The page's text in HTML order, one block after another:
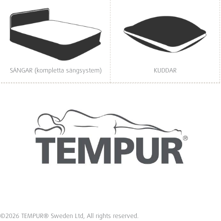
SÄNGAR (kompletta sängsystem) KUDDAR
©2026 TEMPUR® Sweden Ltd, All rights reserved.